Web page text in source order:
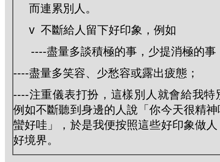
而連累別人。
v 不斷給人留下好印象，例如
----盡量多談積極的事，少提消極的事
----盡量多笑容、少愁容或露出疲態；
----注重儀表打扮，這樣別人就會給我特
例如不斷聽到身邊的人說「你今天很精
蠻好哇」，於是我便按照這些好印象做
好境界。